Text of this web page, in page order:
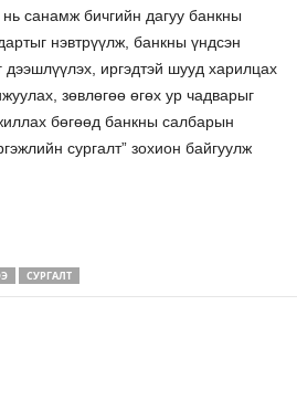
санамж бичгийн дагуу банкны
нэвтрүүлж, банкны үндсэн
иргэдтэй шууд харилцах
зөвлөгөө өгөх ур чадварыг
бөгөөд банкны салбарын
сургалт” зохион байгуулж
СУРГАЛТ